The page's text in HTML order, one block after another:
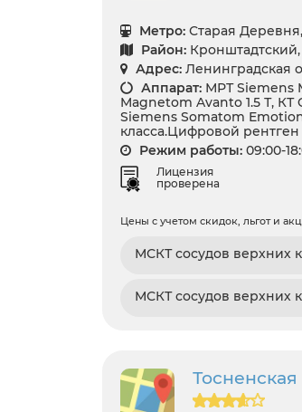
Метро: Старая
Район:
Адрес: Ленинградская
Аппарат: МРТ Siemens
Magnetom Avanto 1.5 Т, КТ
Siemens Somatom
класса.Цифровой рентген
Режим работы: 09:00-
Лицензия
проверена
Цены с учетом скидок, льгот и
МСКТ сосудов верхних
МСКТ сосудов верхних